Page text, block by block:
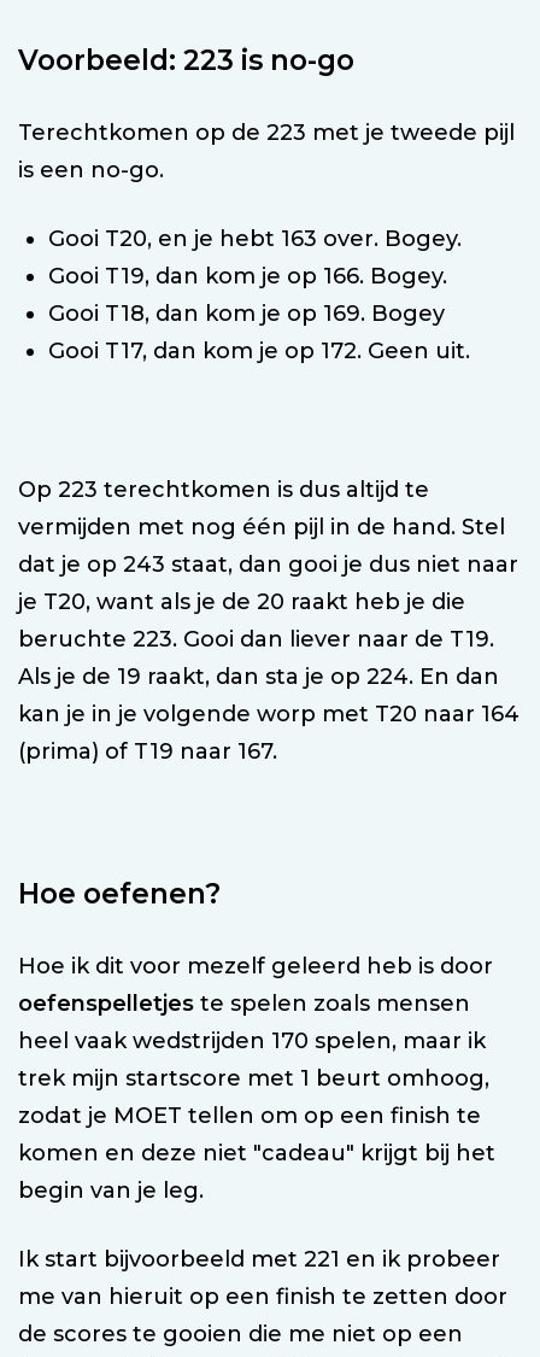
Voorbeeld: 223 is no-go
Terechtkomen op de 223 met je tweede pijl
is een no-go.
Gooi T20, en je hebt 163 over. Bogey.
Gooi T19, dan kom je op 166. Bogey.
Gooi T18, dan kom je op 169. Bogey
Gooi T17, dan kom je op 172. Geen uit.
Op 223 terechtkomen is dus altijd te
vermijden met nog één pijl in de hand. Stel
dat je op 243 staat, dan gooi je dus niet naar
je T20, want als je de 20 raakt heb je die
beruchte 223. Gooi dan liever naar de T19.
Als je de 19 raakt, dan sta je op 224. En dan
kan je in je volgende worp met T20 naar 164
(prima) of T19 naar 167.
Hoe oefenen?
Hoe ik dit voor mezelf geleerd heb is door
oefenspelletjes te spelen zoals mensen
heel vaak wedstrijden 170 spelen, maar ik
trek mijn startscore met 1 beurt omhoog,
zodat je MOET tellen om op een finish te
komen en deze niet "cadeau" krijgt bij het
begin van je leg.
Ik start bijvoorbeeld met 221 en ik probeer
me van hieruit op een finish te zetten door
de scores te gooien die me niet op een